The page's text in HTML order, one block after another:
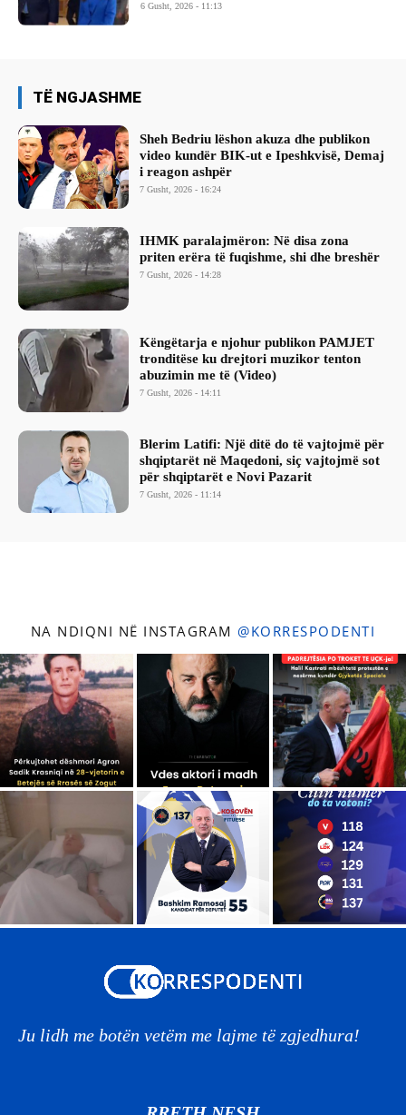
6 Gusht, 2026 - 11:13
TË NGJASHME
Sheh Bedriu lëshon akuza dhe publikon
video kundër BIK-ut e Ipeshkvisë, Demaj
i reagon ashpër
7 Gusht, 2026 - 16:24
IHMK paralajmëron: Në disa zona
priten erëra të fuqishme, shi dhe breshër
7 Gusht, 2026 - 14:28
Këngëtarja e njohur publikon PAMJET
tronditëse ku drejtori muzikor tenton
abuzimin me të (Video)
7 Gusht, 2026 - 14:11
Blerim Latifi: Një ditë do të vajtojmë për
shqiptarët në Maqedoni, siç vajtojmë sot
për shqiptarët e Novi Pazarit
7 Gusht, 2026 - 11:14
NA NDIQNI NË INSTAGRAM @KORRESPODENTI
Ju lidh me botën vetëm me lajme të zgjedhura!